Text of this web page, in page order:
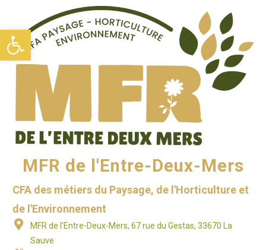
Ouvrir la barre d’outils
MFR de l'Entre-Deux-Mers
CFA des métiers du Paysage, de l'Horticulture et
de l'Environnement
MFR de l'Entre-Deux-Mers, 67 rue du Gestas, 33670 La
Sauve